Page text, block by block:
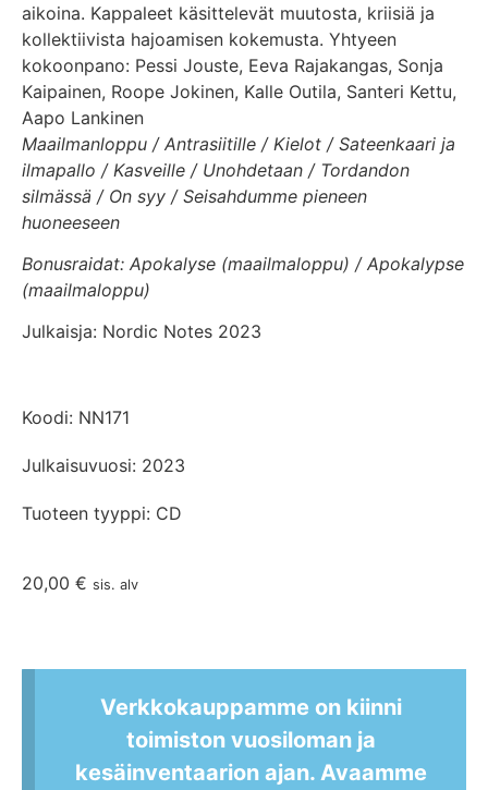
aikoina. Kappaleet käsittelevät muutosta, kriisiä ja
kollektiivista hajoamisen kokemusta. Yhtyeen
kokoonpano: Pessi Jouste, Eeva Rajakangas, Sonja
Kaipainen, Roope Jokinen, Kalle Outila, Santeri Kettu,
Aapo Lankinen
Maailmanloppu / Antrasiitille / Kielot / Sateenkaari ja
ilmapallo / Kasveille / Unohdetaan / Tordandon
silmässä / On syy / Seisahdumme pieneen
huoneeseen
Bonusraidat: Apokalyse (maailmaloppu) / Apokalypse
(maailmaloppu)
Julkaisja: Nordic Notes 2023
Koodi: NN171
Julkaisuvuosi: 2023
Tuoteen tyyppi: CD
20,00 € sis. alv
Verkkokauppamme on kiinni
toimiston vuosiloman ja
kesäinventaarion ajan. Avaamme